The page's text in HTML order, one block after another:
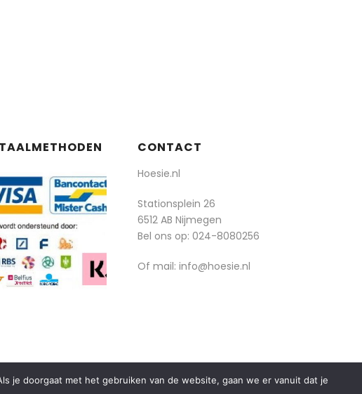
CONTACT
Hoesie.nl
Stationsplein 26
6512 AB Nijmegen
Bel ons op: 024-8080256
Of mail: info@hoesie.nl
je doorgaat met het gebruiken van de website, gaan we er vanuit dat je